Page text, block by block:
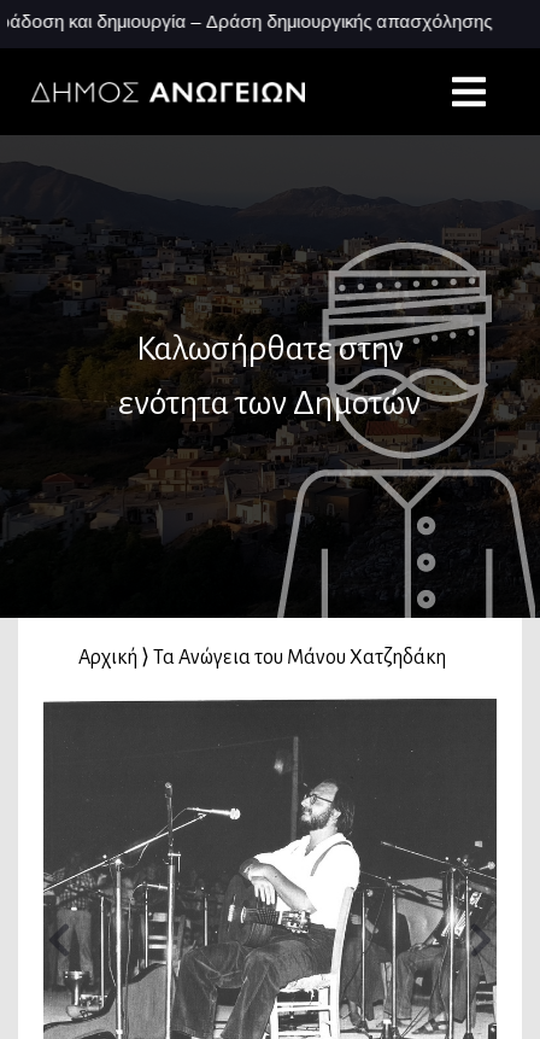
δημιουργία – Δράση δημιουργικής απασχόλησης
Καλωσήρθατε στην
ενότητα των Δημοτών
Αρχική ⟩ Τα Ανώγεια του Μάνου Χατζηδάκη